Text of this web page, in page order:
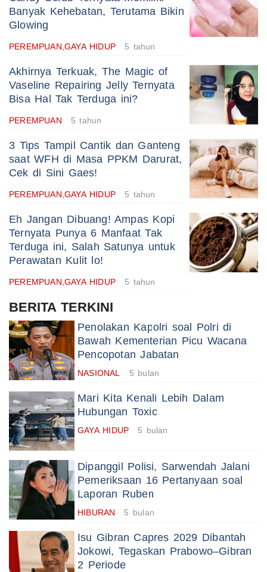
Banyak Kehebatan, Terutama Bikin
Glowing
PEREMPUAN,GAYA HIDUP 5 tahun
Akhirnya Terkuak, The Magic of
Vaseline Repairing Jelly Ternyata
Bisa Hal Tak Terduga ini?
PEREMPUAN 5 tahun
3 Tips Tampil Cantik dan Ganteng
saat WFH di Masa PPKM Darurat,
Cek di Sini Gaes!
PEREMPUAN,GAYA HIDUP 5 tahun
Eh Jangan Dibuang! Ampas Kopi
Ternyata Punya 6 Manfaat Tak
Terduga ini, Salah Satunya untuk
Perawatan Kulit lo!
PEREMPUAN,GAYA HIDUP 5 tahun
BERITA TERKINI
Penolakan Kapolri soal Polri di
Bawah Kementerian Picu Wacana
Pencopotan Jabatan
NASIONAL 5 bulan
Mari Kita Kenali Lebih Dalam
Hubungan Toxic
GAYA HIDUP 5 bulan
Dipanggil Polisi, Sarwendah Jalani
Pemeriksaan 16 Pertanyaan soal
Laporan Ruben
HIBURAN 5 bulan
Isu Gibran Capres 2029 Dibantah
Jokowi, Tegaskan Prabowo–Gibran
2 Periode